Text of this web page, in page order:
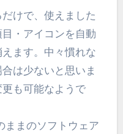
けで、使えました
・アイコンを自動
ます。中々慣れな
は少ないと思いま
も可能なようで
ままのソフトウェア